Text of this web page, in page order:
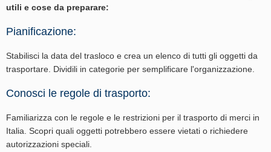
utili e cose da preparare:
Pianificazione:
Stabilisci la data del trasloco e crea un elenco di tutti gli oggetti da
trasportare. Dividili in categorie per semplificare l'organizzazione.
Conosci le regole di trasporto:
Familiarizza con le regole e le restrizioni per il trasporto di merci in
Italia. Scopri quali oggetti potrebbero essere vietati o richiedere
autorizzazioni speciali.